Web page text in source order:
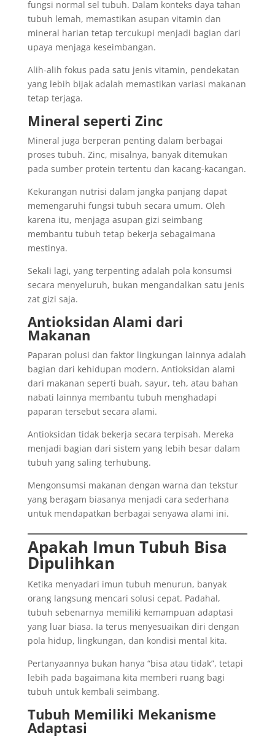
fungsi normal sel tubuh. Dalam konteks daya tahan
tubuh lemah, memastikan asupan vitamin dan
mineral harian tetap tercukupi menjadi bagian dari
upaya menjaga keseimbangan.
Alih-alih fokus pada satu jenis vitamin, pendekatan
yang lebih bijak adalah memastikan variasi makanan
tetap terjaga.
Mineral seperti Zinc
Mineral juga berperan penting dalam berbagai
proses tubuh. Zinc, misalnya, banyak ditemukan
pada sumber protein tertentu dan kacang-kacangan.
Kekurangan nutrisi dalam jangka panjang dapat
memengaruhi fungsi tubuh secara umum. Oleh
karena itu, menjaga asupan gizi seimbang
membantu tubuh tetap bekerja sebagaimana
mestinya.
Sekali lagi, yang terpenting adalah pola konsumsi
secara menyeluruh, bukan mengandalkan satu jenis
zat gizi saja.
Antioksidan Alami dari
Makanan
Paparan polusi dan faktor lingkungan lainnya adalah
bagian dari kehidupan modern. Antioksidan alami
dari makanan seperti buah, sayur, teh, atau bahan
nabati lainnya membantu tubuh menghadapi
paparan tersebut secara alami.
Antioksidan tidak bekerja secara terpisah. Mereka
menjadi bagian dari sistem yang lebih besar dalam
tubuh yang saling terhubung.
Mengonsumsi makanan dengan warna dan tekstur
yang beragam biasanya menjadi cara sederhana
untuk mendapatkan berbagai senyawa alami ini.
Apakah Imun Tubuh Bisa
Dipulihkan
Ketika menyadari imun tubuh menurun, banyak
orang langsung mencari solusi cepat. Padahal,
tubuh sebenarnya memiliki kemampuan adaptasi
yang luar biasa. Ia terus menyesuaikan diri dengan
pola hidup, lingkungan, dan kondisi mental kita.
Pertanyaannya bukan hanya “bisa atau tidak”, tetapi
lebih pada bagaimana kita memberi ruang bagi
tubuh untuk kembali seimbang.
Tubuh Memiliki Mekanisme
Adaptasi